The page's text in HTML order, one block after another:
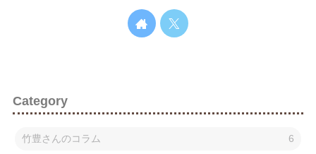
Category
竹豊さんのコラム 6